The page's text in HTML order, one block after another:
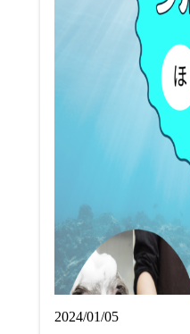
2024/01/05